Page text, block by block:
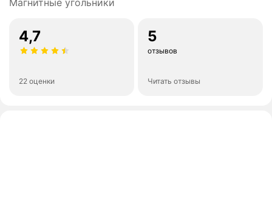
Магнитные угольники
4,7
22 оценки
5
отзывов
Читать отзывы